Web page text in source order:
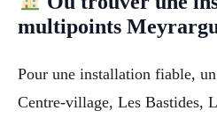
multipoints
Pour une installation fiable,
Centre-village, Les Bastides,